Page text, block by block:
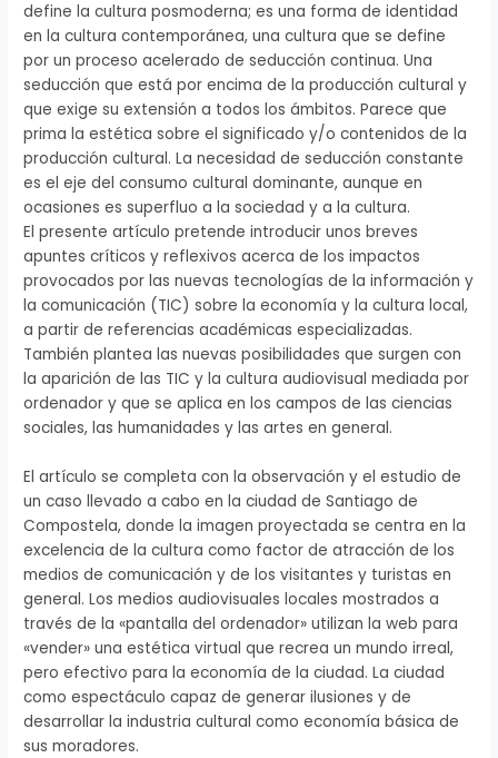
define la cultura posmoderna; es una forma de identidad
en la cultura contemporánea, una cultura que se define
por un proceso acelerado de seducción continua. Una
seducción que está por encima de la producción cultural y
que exige su extensión a todos los ámbitos. Parece que
prima la estética sobre el significado y/o contenidos de la
producción cultural. La necesidad de seducción constante
es el eje del consumo cultural dominante, aunque en
ocasiones es superfluo a la sociedad y a la cultura.
El presente artículo pretende introducir unos breves
apuntes críticos y reflexivos acerca de los impactos
provocados por las nuevas tecnologías de la información y
la comunicación (TIC) sobre la economía y la cultura local,
a partir de referencias académicas especializadas.
También plantea las nuevas posibilidades que surgen con
la aparición de las TIC y la cultura audiovisual mediada por
ordenador y que se aplica en los campos de las ciencias
sociales, las humanidades y las artes en general.
El artículo se completa con la observación y el estudio de
un caso llevado a cabo en la ciudad de Santiago de
Compostela, donde la imagen proyectada se centra en la
excelencia de la cultura como factor de atracción de los
medios de comunicación y de los visitantes y turistas en
general. Los medios audiovisuales locales mostrados a
través de la «pantalla del ordenador» utilizan la web para
«vender» una estética virtual que recrea un mundo irreal,
pero efectivo para la economía de la ciudad. La ciudad
como espectáculo capaz de generar ilusiones y de
desarrollar la industria cultural como economía básica de
sus moradores.